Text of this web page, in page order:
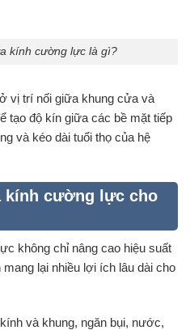
kính cường lực là gì?
vị trí nối giữa khung cửa và
tạo độ kín giữa các bề mặt tiếp
và kéo dài tuổi thọ của hệ
kính cường lực cho
không chỉ nâng cao hiệu suất
lại nhiều lợi ích lâu dài cho
và khung, ngăn bụi, nước,